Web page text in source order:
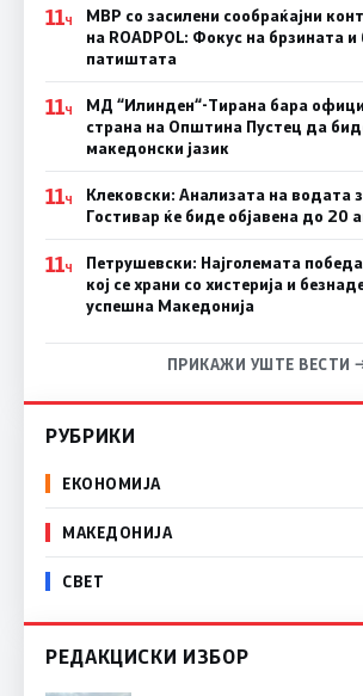
11Ч
МВР со засилени сообраќајни
на ROADPOL: Фокус на брзината
патиштата
11Ч
МД “Илинден“-Тирана бара
страна на Општина Пустец да
македонски јазик
11Ч
Клековски: Анализата на водата
Гостивар ќе биде објавена до 20
11Ч
Петрушевски: Најголемата
кој се храни со хистерија и
успешна Македонија
ПРИКАЖИ УШТЕ ВЕСТИ
РУБРИКИ
ЕКОНОМИЈА
МАКЕДОНИЈА
СВЕТ
РЕДАКЦИСКИ ИЗБОР